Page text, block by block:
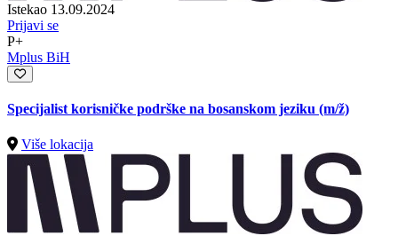
Istekao 13.09.2024
Prijavi se
P+
Mplus BiH
Specijalist korisničke podrške na bosanskom jeziku (m/ž)
Više lokacija